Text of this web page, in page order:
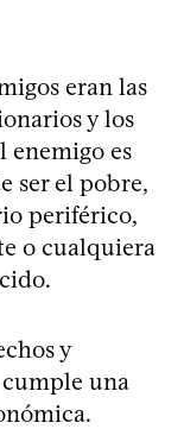
eran las
y los
enemigo es
ser el pobre,
periférico,
o cualquiera
y
una